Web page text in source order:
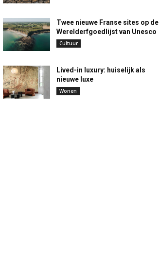
Twee nieuwe Franse sites op de
Werelderfgoedlijst van Unesco
Cultuur
Lived-in luxury: huiselijk als
nieuwe luxe
Wonen